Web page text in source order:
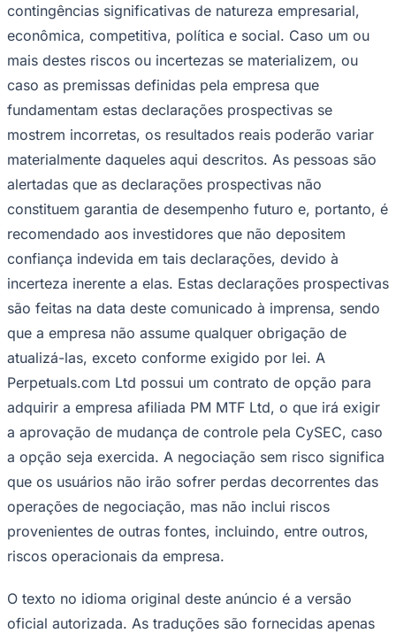
contingências significativas de natureza empresarial,
econômica, competitiva, política e social. Caso um ou
mais destes riscos ou incertezas se materializem, ou
caso as premissas definidas pela empresa que
fundamentam estas declarações prospectivas se
mostrem incorretas, os resultados reais poderão variar
materialmente daqueles aqui descritos. As pessoas são
alertadas que as declarações prospectivas não
constituem garantia de desempenho futuro e, portanto, é
recomendado aos investidores que não depositem
confiança indevida em tais declarações, devido à
incerteza inerente a elas. Estas declarações prospectivas
são feitas na data deste comunicado à imprensa, sendo
que a empresa não assume qualquer obrigação de
atualizá-las, exceto conforme exigido por lei. A
Perpetuals.com Ltd possui um contrato de opção para
adquirir a empresa afiliada PM MTF Ltd, o que irá exigir
a aprovação de mudança de controle pela CySEC, caso
a opção seja exercida. A negociação sem risco significa
que os usuários não irão sofrer perdas decorrentes das
operações de negociação, mas não inclui riscos
provenientes de outras fontes, incluindo, entre outros,
riscos operacionais da empresa.
O texto no idioma original deste anúncio é a versão
oficial autorizada. As traduções são fornecidas apenas